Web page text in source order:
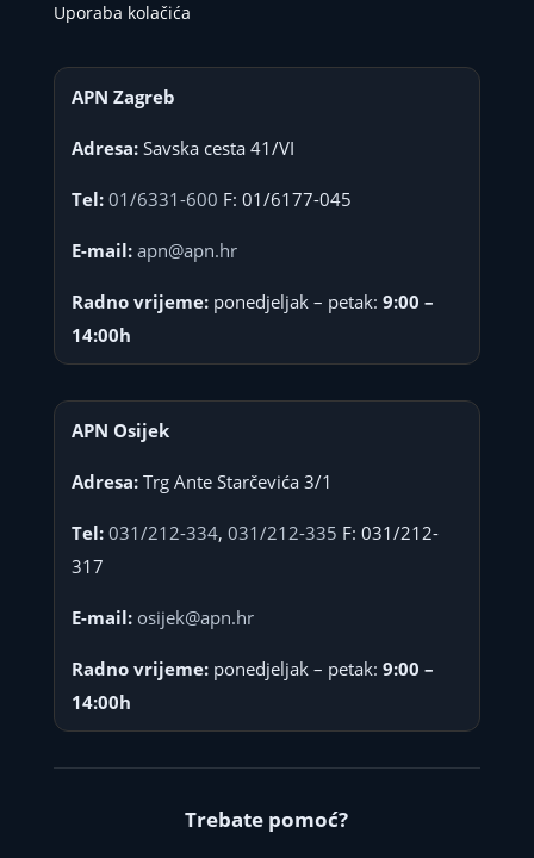
Uporaba kolačića
APN Zagreb
Adresa:Savska cesta 41/VI
Tel: 01/6331-600 F: 01/6177-045
E-mail: apn@apn.hr
Radno vrijeme:ponedjeljak – petak: 9:00 –
14:00h
APN Osijek
Adresa:Trg Ante Starčevića 3/1
Tel: 031/212-334, 031/212-335 F: 031/212-
317
E-mail: osijek@apn.hr
Radno vrijeme:ponedjeljak – petak: 9:00 –
14:00h
Trebate pomoć?